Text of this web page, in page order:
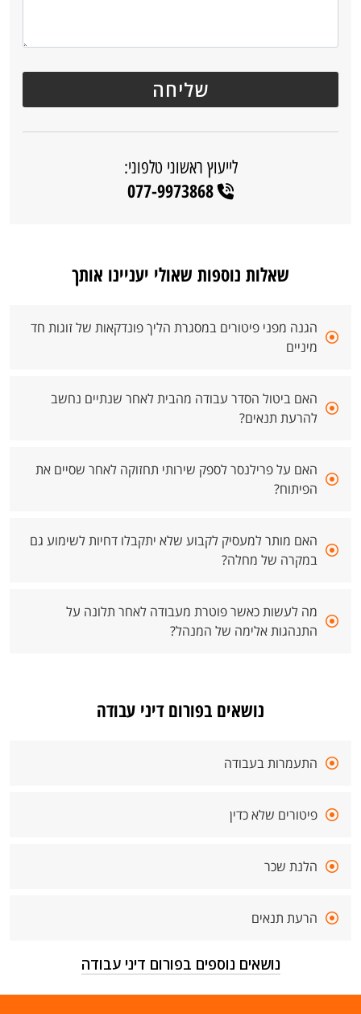
לייעוץ ראשוני טלפוני:
077-9973868
שאלות נוספות שאולי יעניינו אותך
הגנה מפני פיטורים במסגרת הליך פונדקאות של זוגות חד
מיניים
האם ביטול הסדר עבודה מהבית לאחר שנתיים נחשב
להרעת תנאים?
האם על פרילנסר לספק שירותי תחזוקה לאחר שסיים את
הפיתוח?
האם מותר למעסיק לקבוע שלא יתקבלו דחיות לשימוע גם
במקרה של מחלה?
מה לעשות כאשר פוטרת מעבודה לאחר תלונה על
התנהגות אלימה של המנהל?
נושאים בפורום דיני עבודה
התעמרות בעבודה
פיטורים שלא כדין
הלנת שכר
הרעת תנאים
נושאים נוספים בפורום דיני עבודה